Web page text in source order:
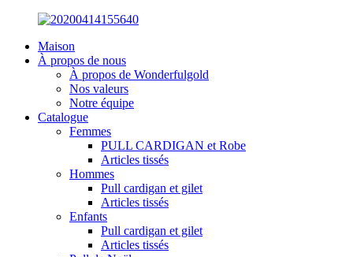
Maison
À propos de nous
À propos de Wonderfulgold
Nos valeurs
Notre équipe
Catalogue
Femmes
PULL CARDIGAN et Robe
Articles tissés
Hommes
Pull cardigan et gilet
Articles tissés
Enfants
Pull cardigan et gilet
Articles tissés